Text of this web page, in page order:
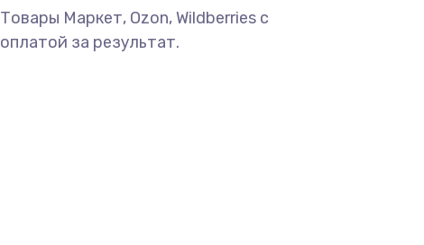
Товары Маркет, Ozon, Wildberries с
оплатой за результат.